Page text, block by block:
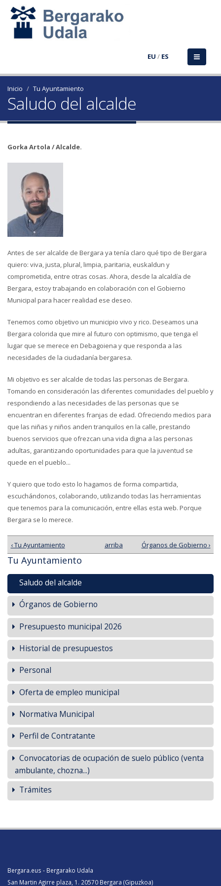
EU / ES
Inicio Tu Ayuntamiento
Saludo del alcalde
Gorka Artola / Alcalde.
Antes de ser alcalde de Bergara ya tenía claro qué tipo de Bergara
quiero: viva, justa, plural, limpia, paritaria, euskaldun y
comprometida, entre otras cosas. Ahora, desde la alcaldía de
Bergara, estoy trabajando en colaboración con el Gobierno
Municipal para hacer realidad ese deseo.
Tenemos como objetivo un municipio vivo y rico. Deseamos una
Bergara colorida que mire al futuro con optimismo, que tenga el
lugar que se merece en Debagoiena y que responda a las
necesidades de la ciudadanía bergaresa.
Mi objetivo es ser alcalde de todas las personas de Bergara.
Tomando en consideración las diferentes comunidades del pueblo y
respondiendo a las necesidades de las personas que se
encuentran en diferentes franjas de edad. Ofreciendo medios para
que las niñas y niños anden tranquilos en la calle, prestando
buenos servicios que ofrezcan una vida digna a las personas
adultas, garantizando oportunidades para que la juventud se
quede en el pueblo...
Y quiero que todo esto lo hagamos de forma compartida,
escuchándonos, colaborando, utilizando todas las herramientas
que tenemos para la comunicación, entre ellas esta web. Porque
Bergara se lo merece.
‹ Tu Ayuntamiento arriba Órganos de Gobierno ›
Tu Ayuntamiento
Saludo del alcalde
Órganos de Gobierno
Presupuesto municipal 2026
Historial de presupuestos
Personal
Oferta de empleo municipal
Normativa Municipal
Perfil de Contratante
Convocatorias de ocupación de suelo público (venta
ambulante, chozna...)
Trámites
Bergara.eus - Bergarako Udala
San Martin Agirre plaza, 1. 20570 Bergara (Gipuzkoa)